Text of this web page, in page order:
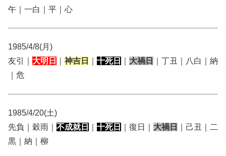
午｜一白｜平｜心
1985/4/8(月)
友引｜ 大明日 神吉日 十死日 大禍日
｜丁丑｜八白｜納
｜危
1985/4/20(土)
先負｜穀雨｜ 不成就日 十死日 ｜復日｜ 大禍日
｜己丑｜二
黒｜納｜柳